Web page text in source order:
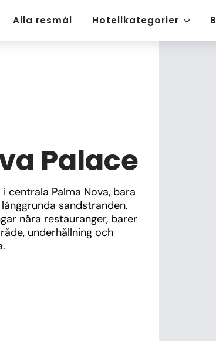
Alla resmål Hotellkategorier
Palace
centrala Palma Nova, bara
sandstranden.
nära restauranger, barer
underhållning och